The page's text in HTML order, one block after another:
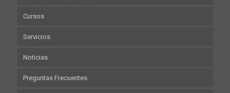
Cursos
Servicios
Noticias
Preguntas Frecuentes